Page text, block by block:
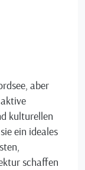
aber
kulturellen
ein ideales
schaffen